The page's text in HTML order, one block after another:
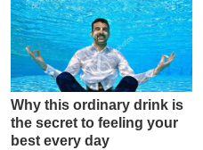
ई
-
प
र
मि